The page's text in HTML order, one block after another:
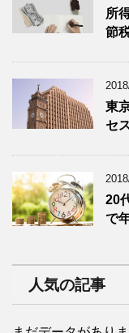
所
節
東
セ
20
で
人気の記事